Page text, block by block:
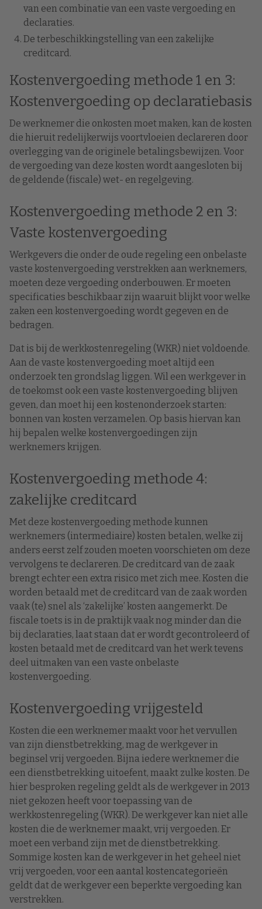
van een combinatie van een vaste vergoeding en
declaraties.
De terbeschikkingstelling van een zakelijke
creditcard.
Kostenvergoeding methode 1 en 3:
Kostenvergoeding op declaratiebasis
De werknemer die onkosten moet maken, kan de kosten
die hieruit redelijkerwijs voortvloeien declareren door
overlegging van de originele betalingsbewijzen. Voor
de vergoeding van deze kosten wordt aangesloten bij
de geldende (fiscale) wet- en regelgeving.
Kostenvergoeding methode 2 en 3:
Vaste kostenvergoeding
Werkgevers die onder de oude regeling een onbelaste
vaste kostenvergoeding verstrekken aan werknemers,
moeten deze vergoeding onderbouwen. Er moeten
specificaties beschikbaar zijn waaruit blijkt voor welke
zaken een kostenvergoeding wordt gegeven en de
bedragen.
Dat is bij de werkkostenregeling (WKR) niet voldoende.
Aan de vaste kostenvergoeding moet altijd een
onderzoek ten grondslag liggen. Wil een werkgever in
de toekomst ook een vaste kostenvergoeding blijven
geven, dan moet hij een kostenonderzoek starten:
bonnen van kosten verzamelen. Op basis hiervan kan
hij bepalen welke kostenvergoedingen zijn
werknemers krijgen.
Kostenvergoeding methode 4:
zakelijke creditcard
Met deze kostenvergoeding methode kunnen
werknemers (intermediaire) kosten betalen, welke zij
anders eerst zelf zouden moeten voorschieten om deze
vervolgens te declareren. De creditcard van de zaak
brengt echter een extra risico met zich mee. Kosten die
worden betaald met de creditcard van de zaak worden
vaak (te) snel als ‘zakelijke’ kosten aangemerkt. De
fiscale toets is in de praktijk vaak nog minder dan die
bij declaraties, laat staan dat er wordt gecontroleerd of
kosten betaald met de creditcard van het werk tevens
deel uitmaken van een vaste onbelaste
kostenvergoeding.
Kostenvergoeding vrijgesteld
Kosten die een werknemer maakt voor het vervullen
van zijn dienstbetrekking, mag de werkgever in
beginsel vrij vergoeden. Bijna iedere werknemer die
een dienstbetrekking uitoefent, maakt zulke kosten. De
hier besproken regeling geldt als de werkgever in 2013
niet gekozen heeft voor toepassing van de
werkkostenregeling (WKR). De werkgever kan niet alle
kosten die de werknemer maakt, vrij vergoeden. Er
moet een verband zijn met de dienstbetrekking.
Sommige kosten kan de werkgever in het geheel niet
vrij vergoeden, voor een aantal kostencategorieën
geldt dat de werkgever een beperkte vergoeding kan
verstrekken.